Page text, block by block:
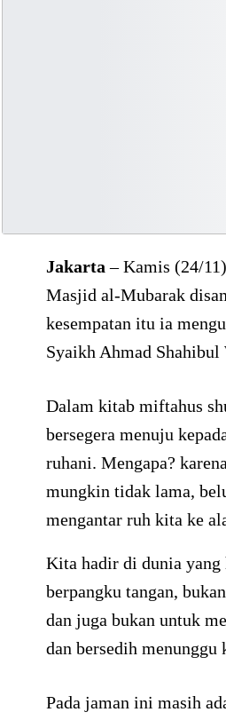
Jakarta – Kamis (24/
Masjid al-Mubarak
kesempatan itu ia
Syaikh Ahmad
Dalam kitab miftahus
bersegera menuju
ruhani. Mengapa?
mungkin tidak lama,
mengantar ruh kita ke
Kita hadir di dunia yang
berpangku tangan,
dan juga bukan untuk
dan bersedih menunggu
Pada jaman ini masih